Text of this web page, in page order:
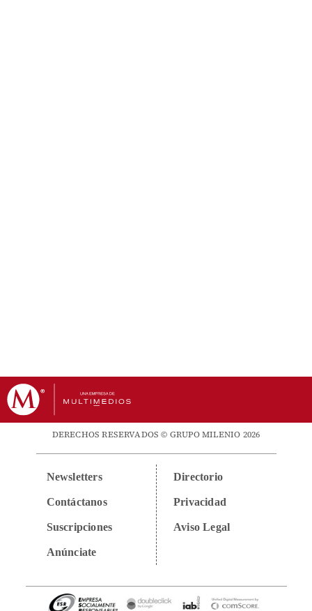
DERECHOS RESERVADOS © GRUPO MILENIO 2026
Newsletters
Contáctanos
Suscripciones
Anúnciate
Directorio
Privacidad
Aviso Legal